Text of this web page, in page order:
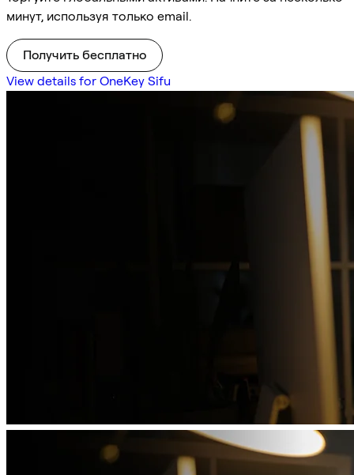
минут, используя только email.
Получить бесплатно
View details for OneKey Sifu